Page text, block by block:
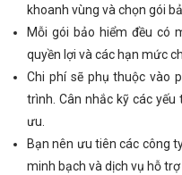
khoanh vùng và chọn gói
Mỗi gói bảo hiểm đều có
quyền lợi và các hạn mức
Chi phí sẽ phụ thuộc vào
trình. Cân nhắc kỹ các
ưu.
Bạn nên ưu tiên các công
minh bạch và dịch vụ hỗ